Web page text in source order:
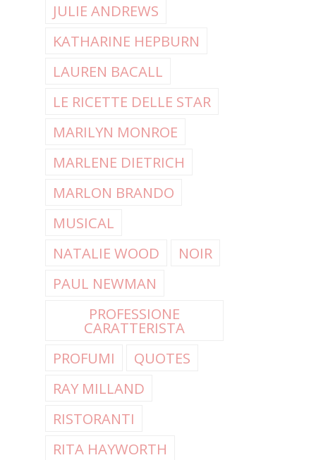
JULIE ANDREWS
KATHARINE HEPBURN
LAUREN BACALL
LE RICETTE DELLE STAR
MARILYN MONROE
MARLENE DIETRICH
MARLON BRANDO
MUSICAL
NATALIE WOOD
NOIR
PAUL NEWMAN
PROFESSIONE
CARATTERISTA
PROFUMI
QUOTES
RAY MILLAND
RISTORANTI
RITA HAYWORTH